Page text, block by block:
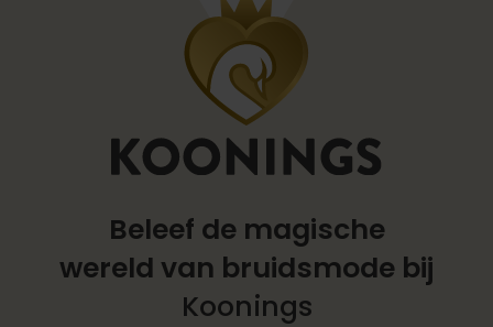
Beleef de magische
wereld van bruidsmode bij
Koonings